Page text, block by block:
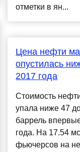
отметки в ян...
Цена нефти
опустилась
2017 года
Стоимость
упала ниже 47
баррель
года. На 17.54
фьючерсов на